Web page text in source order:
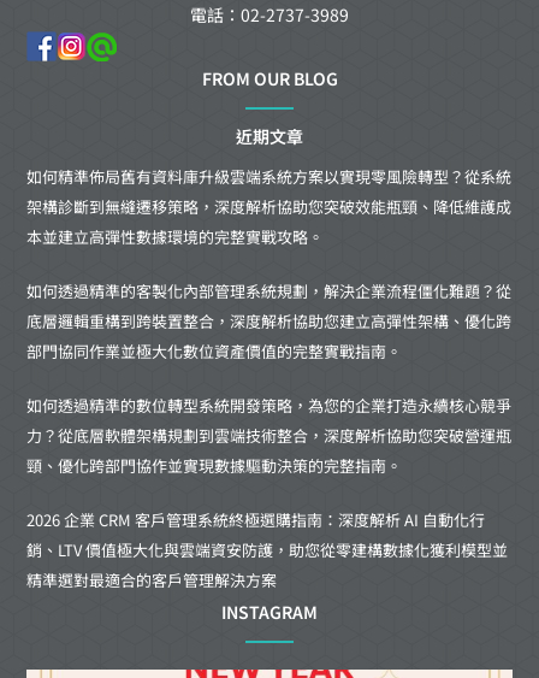
電話：02-2737-3989
FROM OUR BLOG
近期文章
如何精準佈局舊有資料庫升級雲端系統方案以實現零風險轉型？從系統
架構診斷到無縫遷移策略，深度解析協助您突破效能瓶頸、降低維護成
本並建立高彈性數據環境的完整實戰攻略。
如何透過精準的客製化內部管理系統規劃，解決企業流程僵化難題？從
底層邏輯重構到跨裝置整合，深度解析協助您建立高彈性架構、優化跨
部門協同作業並極大化數位資產價值的完整實戰指南。
如何透過精準的數位轉型系統開發策略，為您的企業打造永續核心競爭
力？從底層軟體架構規劃到雲端技術整合，深度解析協助您突破營運瓶
頸、優化跨部門協作並實現數據驅動決策的完整指南。
2026 企業 CRM 客戶管理系統終極選購指南：深度解析 AI 自動化行
銷、LTV 價值極大化與雲端資安防護，助您從零建構數據化獲利模型並
精準選對最適合的客戶管理解決方案
INSTAGRAM